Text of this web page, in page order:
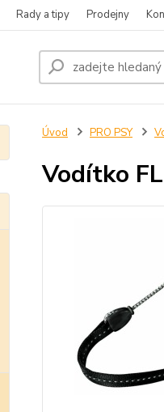
Rady a tipy Prodejny
Úvod PRO PSY
Vodítko